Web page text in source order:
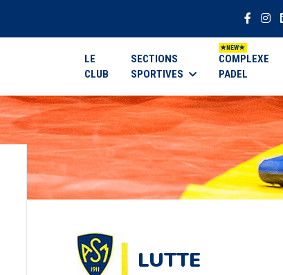
LE
CLUB
SECTIONS
SPORTIVES
COMPLEXE
PADEL
LUTTE